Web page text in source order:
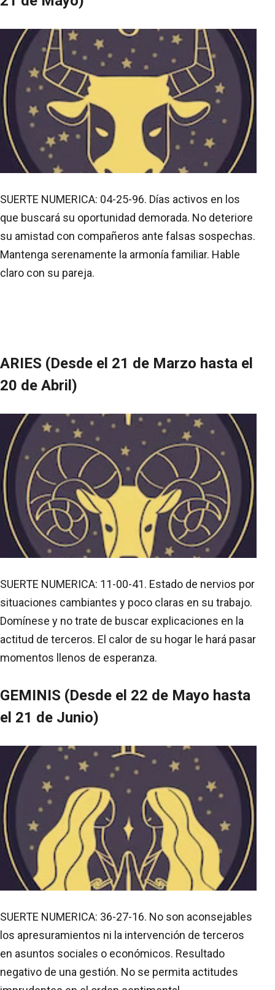
SUERTE NUMERICA: 04-25-96. Días activos en los
que buscará su oportunidad demorada. No deteriore
su amistad con compañeros ante falsas sospechas.
Mantenga serenamente la armonía familiar. Hable
claro con su pareja.
ARIES (Desde el 21 de Marzo hasta el
20 de Abril)
SUERTE NUMERICA: 11-00-41. Estado de nervios por
situaciones cambiantes y poco claras en su trabajo.
Domínese y no trate de buscar explicaciones en la
actitud de terceros. El calor de su hogar le hará pasar
momentos llenos de esperanza.
GEMINIS (Desde el 22 de Mayo hasta
el 21 de Junio)
SUERTE NUMERICA: 36-27-16. No son aconsejables
los apresuramientos ni la intervención de terceros
en asuntos sociales o económicos. Resultado
negativo de una gestión. No se permita actitudes